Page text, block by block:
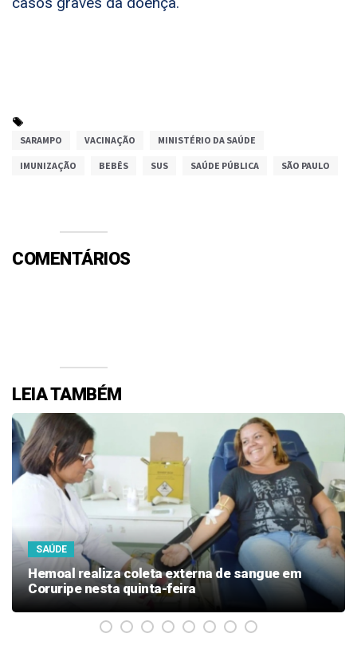
SARAMPO VACINAÇÃO MINISTÉRIO DA SAÚDE
IMUNIZAÇÃO BEBÊS SUS SAÚDE PÚBLICA SÃO PAULO
COMENTÁRIOS
LEIA TAMBÉM
SAÚDE
Hemoal realiza coleta externa de sangue em
Coruripe nesta quinta-feira